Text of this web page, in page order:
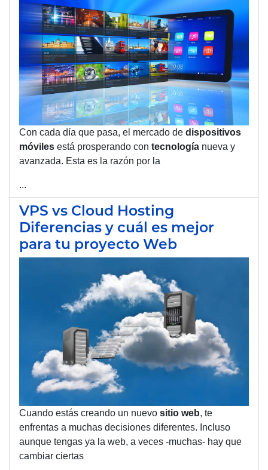
Con cada día que pasa, el mercado de dispositivos
móviles está prosperando con tecnología nueva y
avanzada. Esta es la razón por la
...
VPS vs Cloud Hosting
Diferencias y cuál es mejor
para tu proyecto Web
Cuando estás creando un nuevo sitio web, te
enfrentas a muchas decisiones diferentes. Incluso
aunque tengas ya la web, a veces -muchas- hay que
cambiar ciertas